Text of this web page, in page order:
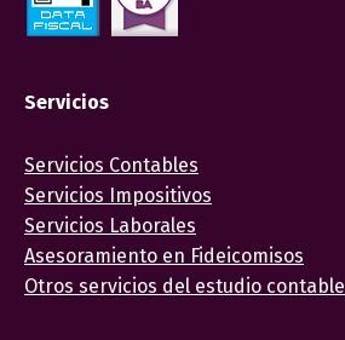
Servicios
Servicios Contables
Servicios Impositivos
Servicios Laborales
Asesoramiento en Fideicomisos
Otros servicios del estudio contable